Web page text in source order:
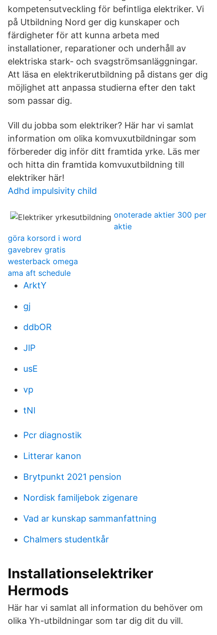
kompetensutveckling för befintliga elektriker. Vi
på Utbildning Nord ger dig kunskaper och
färdigheter för att kunna arbeta med
installationer, reparationer och underhåll av
elektriska stark- och svagströmsanläggningar.
Att läsa en elektrikerutbildning på distans ger dig
möjlighet att anpassa studierna efter den takt
som passar dig.
Vill du jobba som elektriker? Här har vi samlat
information om olika komvuxutbildningar som
förbereder dig inför ditt framtida yrke. Läs mer
och hitta din framtida komvuxutbildning till
elektriker här!
Adhd impulsivity child
onoterade aktier 300 per
aktie
göra korsord i word
gavebrev gratis
westerback omega
ama aft schedule
ArktY
gj
ddbOR
JlP
usE
vp
tNl
Pcr diagnostik
Litterar kanon
Brytpunkt 2021 pension
Nordisk familjebok zigenare
Vad ar kunskap sammanfattning
Chalmers studentkår
Installationselektriker
Hermods
Här har vi samlat all information du behöver om
olika Yh-utbildningar som tar dig dit du vill.